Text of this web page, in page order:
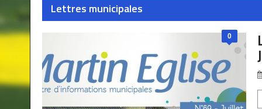
Lettres municipales
0